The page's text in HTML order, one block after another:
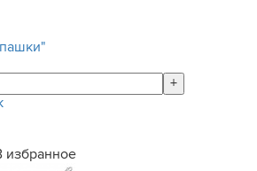
+
избранное